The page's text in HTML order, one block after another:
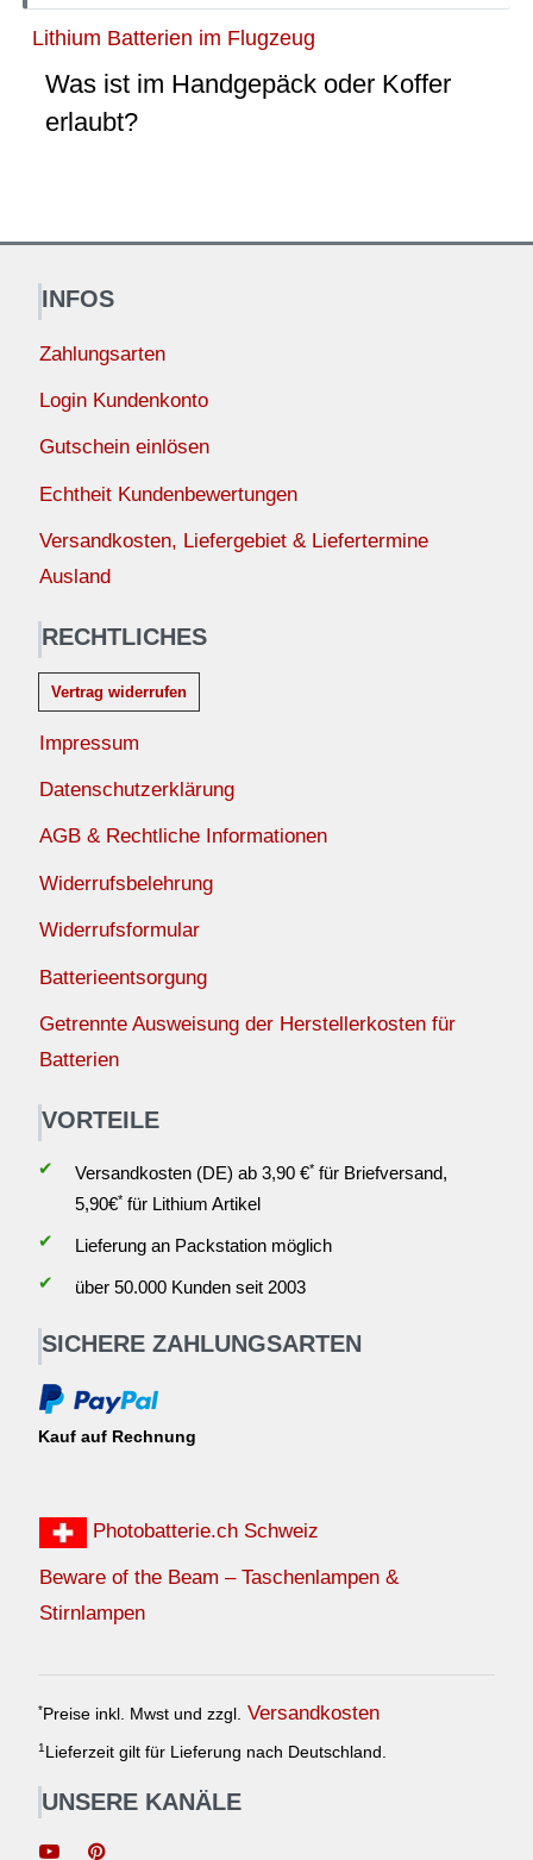
Lithium Batterien im Flugzeug
Was ist im Handgepäck oder Koffer
erlaubt?
INFOS
Zahlungsarten
Login Kundenkonto
Gutschein einlösen
Echtheit Kundenbewertungen
Versandkosten, Liefergebiet & Liefertermine
Ausland
RECHTLICHES
Vertrag widerrufen
Impressum
Datenschutzerklärung
AGB & Rechtliche Informationen
Widerrufsbelehrung
Widerrufsformular
Batterieentsorgung
Getrennte Ausweisung der Herstellerkosten für
Batterien
VORTEILE
✔ Versandkosten (DE) ab 3,90 €*für Briefversand,
5,90€*für Lithium Artikel
✔
Lieferung an Packstation möglich
✔
über 50.000 Kunden seit 2003
SICHERE ZAHLUNGSARTEN
Kauf auf Rechnung
Photobatterie.ch Schweiz
Beware of the Beam – Taschenlampen &
Stirnlampen
* Preise inkl. Mwst und zzgl. Versandkosten
1 Lieferzeit gilt für Lieferung nach Deutschland.
UNSERE KANÄLE